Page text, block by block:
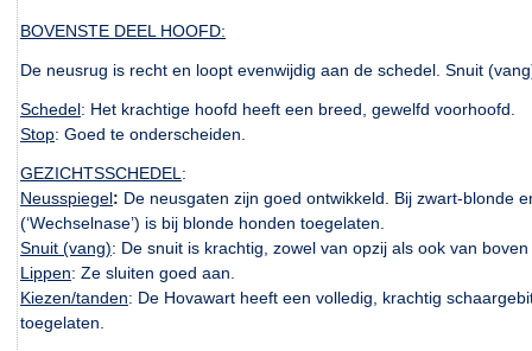
BOVENSTE DEEL HOOFD:
De neusrug is recht en loopt evenwijdig aan de schedel. Snuit
Schedel: Het krachtige hoofd heeft een breed, gewelfd voorhoofd.
Stop: Goed te onderscheiden.
GEZICHTSSCHEDEL :
Neusspiegel: De neusgaten zijn goed ontwikkeld. Bij zwart-blonde
(‘Wechselnase’) is bij blonde honden toegelaten.
Snuit (vang): De snuit is krachtig, zowel van opzij als ook van
Lippen: Ze sluiten goed aan.
Kiezen/tanden: De Hovawart heeft een volledig, krachtig
toegelaten.